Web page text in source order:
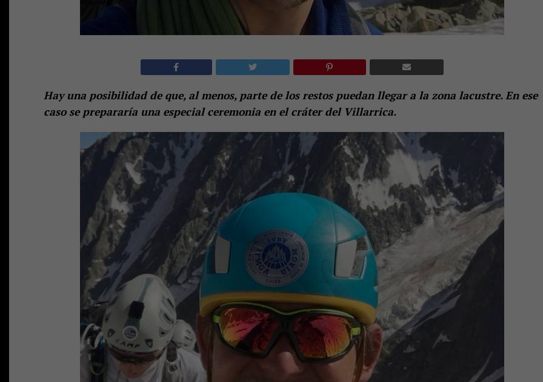
Hay una posibilidad de que, al menos, parte de los restos puedan llegar a la zona lacustre. En ese
caso se prepararía una especial ceremonia en el cráter del Villarrica.